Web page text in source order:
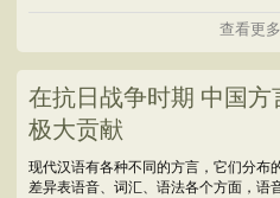
查看更
在抗日战争时期 中国方
极大贡献
现代汉语有各种不同的方言，它们分布
差异表语音、词汇、语法各个方面，语